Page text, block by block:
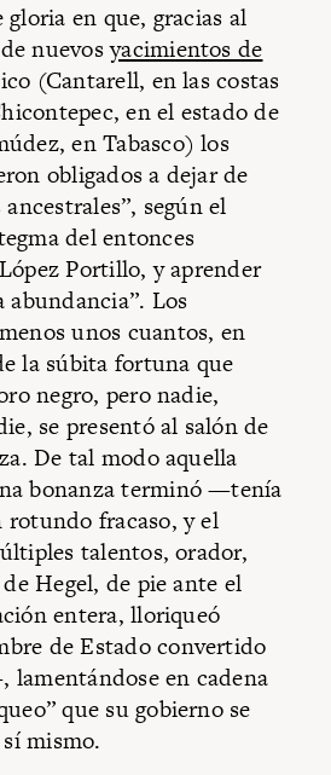
en que, gracias al
nuevosyacimientos de
(Cantarell, en las costas
en el estado de
en Tabasco) los
obligados a dejar de
según el
del entonces
Portillo, y aprender
Los
unos cuantos, en
la súbita fortuna que
negro, pero nadie,
se presentó al salón de
De tal modo aquella
bonanza terminó —tenía
fracaso, y el
talentos, orador,
Hegel, de pie ante el
entera, lloriqueó
de Estado convertido
en cadena
que su gobierno se
mismo.